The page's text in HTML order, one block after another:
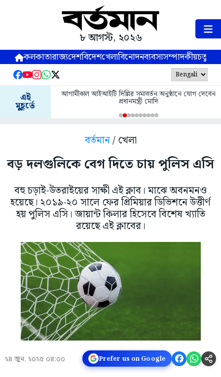
৮ আগস্ট, ২০২৬
কলকাতারাজ্যদেশবিদেশখেলাবিনোদনব্যবসাসম্পাদকীয়
এই
মুহূর্তে
আগামীকাল আইআইটি দিল্লির সমাবর্তন অনুষ্ঠানে যোগ দেবেন
প্রধানমন্ত্রী মোদি
বর্তমান/ খেলা
বড় দলগুলিকে বেগ দিতে চায় পুলিস এসি
বহু চড়াই-উতরাইয়ের সাক্ষী এই ক্লাব। মাঝে অবনমনও
হয়েছে। ২০১৯-২০ সালে ফের প্রিমিয়ার ডিভিশনে উত্তীর্ণ
হয় পুলিস এসি। জায়ান্ট কিলার হিসেবে বিশেষ খ্যাতি
রয়েছে এই ক্লাবের।
২৪ জুন, ২০২৫ ০৪:০০ Prefer us on Google